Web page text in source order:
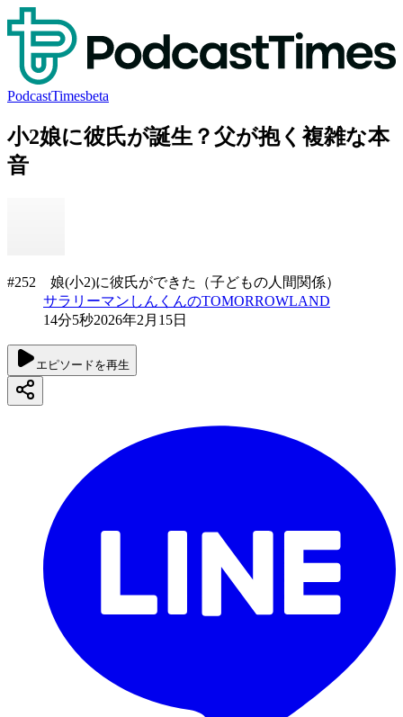
PodcastTimesbeta
小2娘に彼氏が誕生？父が抱く複雑な本
音
#252 娘(小2)に彼氏ができた（子どもの人間関係）
サラリーマンしんくんのTOMORROWLAND
14分5秒2026年2月15日
エピソードを再生